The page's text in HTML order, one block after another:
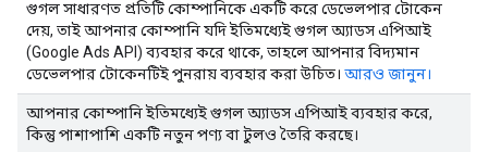
গুগল সাধারণত প্রতিটি কোম্পানিকে একটি করে ডেভেলপার টোকেন
দেয়, তাই আপনার কোম্পানি যদি ইতিমধ্যেই গুগল অ্যাডস এপিআই
(Google Ads API) ব্যবহার করে থাকে, তাহলে আপনার বিদ্যমান
ডেভেলপার টোকেনটিই পুনরায় ব্যবহার করা উচিত। আরও জানুন।
আপনার কোম্পানি ইতিমধ্যেই গুগল অ্যাডস এপিআই ব্যবহার করে,
কিন্তু পাশাপাশি একটি নতুন পণ্য বা টুলও তৈরি করছে।